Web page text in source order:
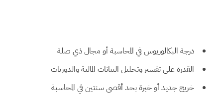
درجة البكالوريوس في المحاسبة أو مجال ذي صلة
القدرة على تفسير وتحليل البيانات المالية والدوريات
خريج جديد أو خبرة بحد أقصى سنتين في المحاسبة